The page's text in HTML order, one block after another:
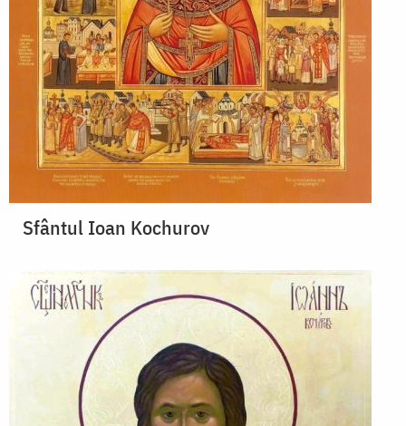
Sfântul Ioan Kochurov